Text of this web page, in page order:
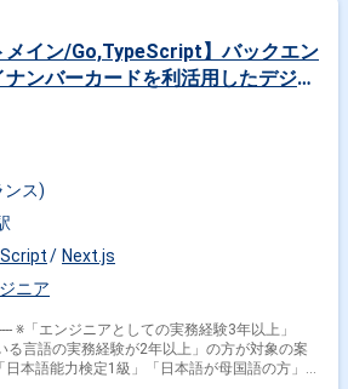
メイン/Go,TypeScript】バックエン
ナンバーカードを利活用したデジタ
ックエンド開発
ンス)
Next.js
ニア
※「エンジニアとしての実務経験3年以上」
る言語の実務経験が2年以上」の方が対象の案
本語能力検定1級」「日本語が母国語の方」